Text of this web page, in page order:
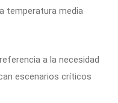
temperatura media
a la necesidad
escenarios críticos